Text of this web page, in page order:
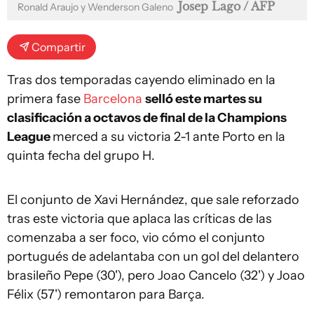
Ronald Araujo y Wenderson Galeno Josep Lago / AFP
Compartir
Tras dos temporadas cayendo eliminado en la
primera fase Barcelona selló este martes su
clasificación a octavos de final de la Champions
Leaguemerced a su victoria 2-1 ante Porto en la
quinta fecha del grupo H.
El conjunto de Xavi Hernández, que sale reforzado
tras este victoria que aplaca las críticas de las
comenzaba a ser foco, vio cómo el conjunto
portugués de adelantaba con un gol del delantero
brasileño Pepe (30'), pero Joao Cancelo (32') y Joao
Félix (57') remontaron para Barça.